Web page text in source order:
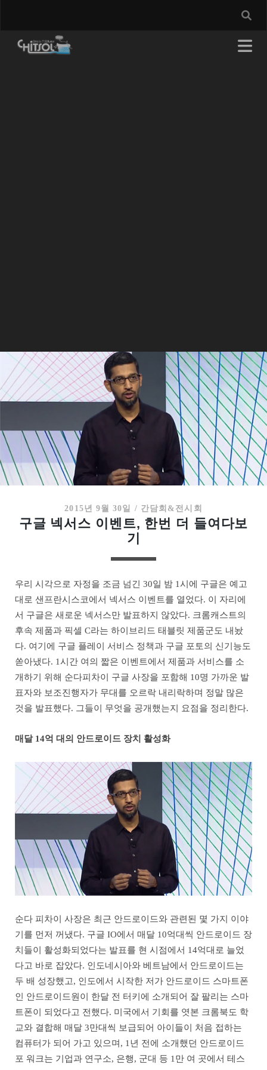
2015년 9월 30일 / 간담회&전시회
구글 넥서스 이벤트, 한번 더 들여다보
기
우리 시각으로 자정을 조금 넘긴 30일 밤 1시에 구글은 예고
대로 샌프란시스코에서 넥서스 이벤트를 열었다. 이 자리에
서 구글은 새로운 넥서스만 발표하지 않았다. 크롬캐스트의
후속 제품과 픽셀 C라는 하이브리드 태블릿 제품군도 내놨
다. 여기에 구글 플레이 서비스 정책과 구글 포토의 신기능도
쏟아냈다. 1시간 여의 짧은 이벤트에서 제품과 서비스를 소
개하기 위해 순다피차이 구글 사장을 포함해 10명 가까운 발
표자와 보조진행자가 무대를 오르락 내리락하며 정말 많은
것을 발표했다. 그들이 무엇을 공개했는지 요점을 정리한다.
매달 14억 대의 안드로이드 장치 활성화
순다 피차이 사장은 최근 안드로이드와 관련된 몇 가지 이야
기를 먼저 꺼냈다. 구글 IO에서 매달 10억대씩 안드로이드 장
치들이 활성화되었다는 발표를 현 시점에서 14억대로 늘었
다고 바로 잡았다. 인도네시아와 베트남에서 안드로이드는
두 배 성장했고, 인도에서 시작한 저가 안드로이드 스마트폰
인 안드로이드원이 한달 전 터키에 소개되어 잘 팔리는 스마
트폰이 되었다고 전했다. 미국에서 기회를 엿본 크롬북도 학
교와 결합해 매달 3만대씩 보급되어 아이들이 처음 접하는
컴퓨터가 되어 가고 있으며, 1년 전에 소개했던 안드로이드
포 워크는 기업과 연구소, 은행, 군대 등 1만 여 곳에서 테스